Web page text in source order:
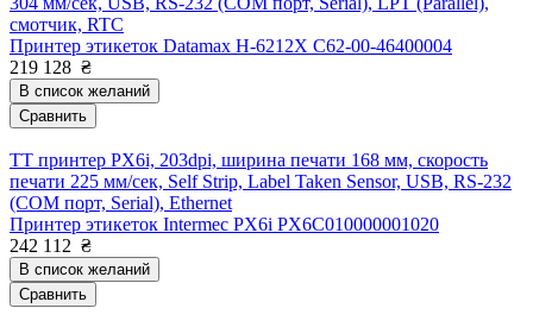
смотчик, RTC
Принтер этикеток Datamax H-6212X C62-00-46400004
219 128 ₴
В список желаний
Сравнить
TT принтер PX6i, 203dpi, ширина печати 168 мм, скорость
печати 225 мм/сек, Self Strip, Label Taken Sensor, USB, RS-232
(COM порт, Serial), Ethernet
Принтер этикеток Intermec PX6i PX6C010000001020
242 112 ₴
В список желаний
Сравнить